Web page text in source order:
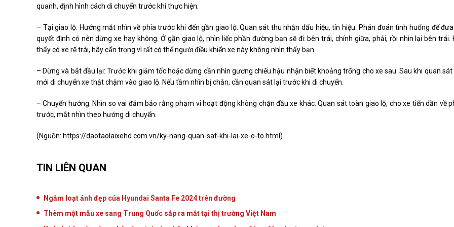
quanh, định hình cách di chuyển trước khi thực hiện.
– Tại giao lộ: Hướng mắt nhìn về phía trước khi đến gần giao lộ. Quan sát thu nhận dấu hiệu, tín hiệu. Phán đoán tình huống để
quyết định có nên dừng xe hay không. Ở gần giao lộ, nhìn liếc phần đường bạn sẽ đi: bên trái, chính giữa, phải, rồi nhìn lại bên trái.
thấy có xe rẽ trái, hãy cẩn trọng vì rất có thể người điều khiển xe này không nhìn thấy bạn.
– Dừng và bắt đầu lại: Trước khi giảm tốc hoặc dừng cần nhìn gương chiếu hậu nhận biết khoảng trống cho xe sau. Sau khi quan sát
mới di chuyển xe thật chậm vào giao lộ. Nếu tầm nhìn bị chắn, cần quan sát lại trước khi di chuyển.
– Chuyển hướng: Nhìn so vai đảm bảo rằng phạm vi hoạt động không chặn đầu xe khác. Quan sát toàn giao lộ, cho xe tiến dần về
trước, mắt nhìn theo hướng di chuyển.
(Nguồn: https://daotaolaixehd.com.vn/ky-nang-quan-sat-khi-lai-xe-o-to.html )
TIN LIÊN QUAN
Ngắm loạt ảnh đẹp của Hyundai Santa Fe 2024 trên đường
Thêm một mẫu xe sang Trung Quốc sắp ra mắt tại thị trường Việt Nam